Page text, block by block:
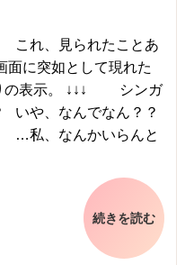
これ、見られたことあ
に突如として現れた
の表示。 ↓↓↓ シンガ
いや、なんでなん？？
…私、なんかいらんと
続きを読む